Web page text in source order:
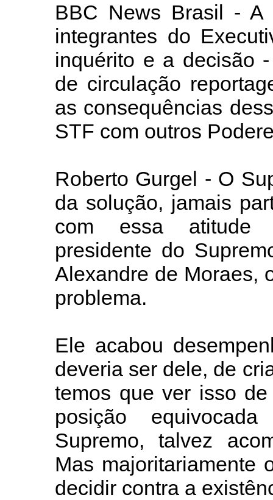
BBC News Brasil - A
integrantes do
inquérito e a decisão
de circulação
as consequências
STF com outros
Roberto Gurgel - O
da solução, jamais
com essa atitude
presidente do
Alexandre de Moraes,
problema.
Ele acabou
deveria ser dele, de
temos que ver isso
posição
Supremo, talvez
Mas majoritariamente
decidir contra a